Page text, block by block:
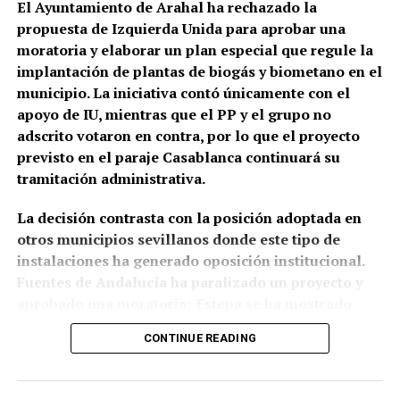
conflictivas en el centro de salud, algunos
relacionados, según estos testimonios, con personas
que llegan bajo los efectos de drogas.
La preocupación por las agresiones a sanitarios no
es nueva. El Área de Gestión Sanitaria de Osuna puso
en marcha este mismo año formación específica con
la Guardia Civil para prevenir y afrontar este tipo de
situaciones, una iniciativa que debía extenderse,
entre otros lugares, a los profesionales del centro
de salud de Marchena.
El problema tiene además una dimensión andaluza.
sanitarios, que incluirá amenazas, coacciones,
insultos y agresiones físicas, ante el incremento de
la preocupación por la seguridad en los centros
El Ayuntamiento de Arahal ha rechazado la
propuesta de Izquierda Unida para aprobar una
moratoria y elaborar un plan especial que regule la
implantación de plantas de biogás y biometano en el
municipio. La iniciativa contó únicamente con el
apoyo de IU, mientras que el PP y el grupo no
adscrito votaron en contra, por lo que el proyecto
previsto en el paraje Casablanca continuará su
tramitación administrativa.
La decisión contrasta con la posición adoptada en
otros municipios sevillanos donde este tipo de
instalaciones ha generado oposición institucional.
Fuentes de Andalucía ha paralizado un proyecto y
contraria a dos iniciativas; Écija está modificando su
planeamiento para limitar estas plantas cerca de los
CONTINUE READING